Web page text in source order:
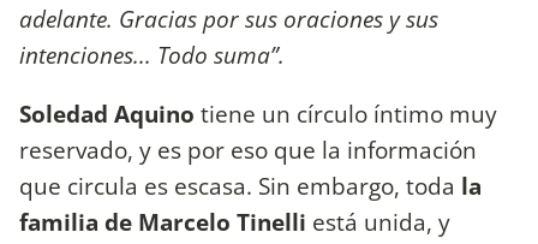
adelante. Gracias por sus oraciones y sus
intenciones... Todo suma”.
Soledad Aquino tiene un círculo íntimo muy
reservado, y es por eso que la información
que circula es escasa. Sin embargo, toda la
familia de Marcelo Tinelli está unida, y